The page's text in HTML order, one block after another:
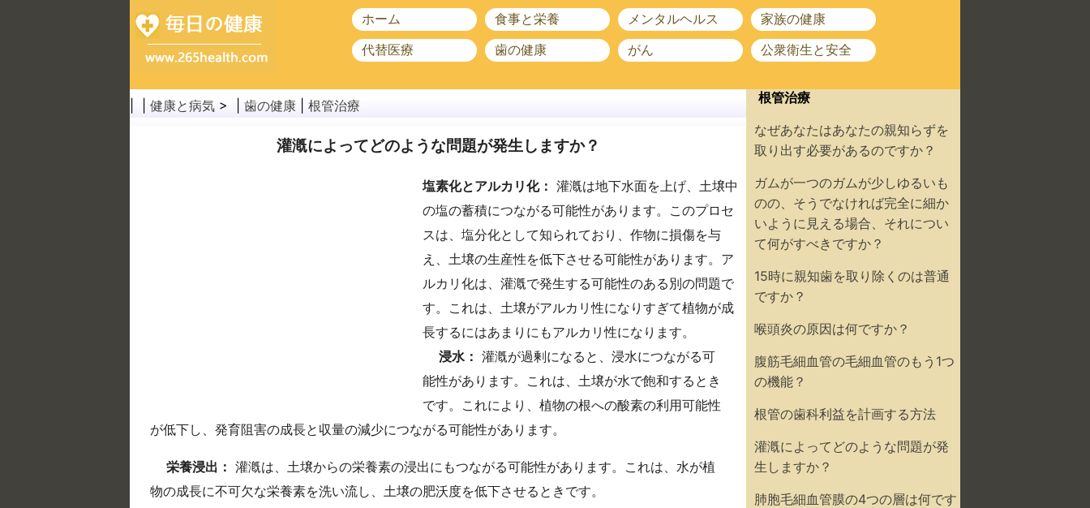
ホーム 食事と栄養 メンタルヘルス
家族の健康
代替医療
歯の健康 がん 公衆衛生と安全
健康と病気 > | 歯の健康 根管治療
灌漑によってどのような問題が発生しますか？
塩素化とアルカリ化： 灌漑は地下水面を上げ、土壌中
の塩の蓄積につながる可能性があります。このプロセ
スは、塩分化として知られており、作物に損傷を与
え、土壌の生産性を低下させる可能性があります。ア
ルカリ化は、灌漑で発生する可能性のある別の問題で
す。これは、土壌がアルカリ性になりすぎて植物が成
長するにはあまりにもアルカリ性になります。
浸水： 灌漑が過剰になると、浸水につながる可
能性があります。これは、土壌が水で飽和するとき
です。これにより、植物の根への酸素の利用可能性
が低下し、発育阻害の成長と収量の減少につながる可能性があります。
栄養浸出： 灌漑は、土壌からの栄養素の浸出にもつながる可能性があります。これは、水が植
物の成長に不可欠な栄養素を洗い流し、土壌の肥沃度を低下させるときです。
根管治療
なぜあなたはあなたの親知らずを
取り出す必要があるのですか？
ガムが一つのガムが少しゆるいも
のの、そうでなければ完全に細か
いように見える場合、それについ
て何がすべきですか？
15時に親知歯を取り除くのは普通
ですか？
喉頭炎の原因は何ですか？
腹筋毛細血管の毛細血管のもう1つ
の機能？
根管の歯科利益を計画する方法
灌漑によってどのような問題が発
生しますか？
肺胞毛細血管膜の4つの層は何です